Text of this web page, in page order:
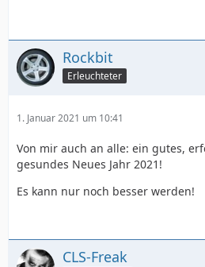
Rockbit
Erleuchteter
1. Januar 2021 um 10:41
Von mir auch an alle: ein gutes,
gesundes Neues Jahr 2021!
Es kann nur noch besser werden!
CLS-Freak